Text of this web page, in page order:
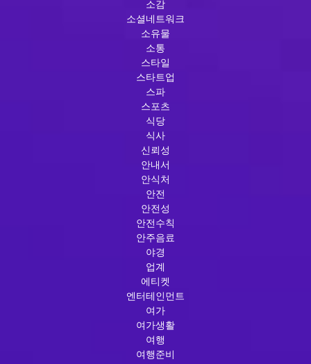
소감
소셜네트워크
소유물
소통
스타일
스타트업
스파
스포츠
식당
식사
신뢰성
안내서
안식처
안전
안전성
안전수칙
안주음료
야경
업계
에티켓
엔터테인먼트
여가
여가생활
여행
여행준비